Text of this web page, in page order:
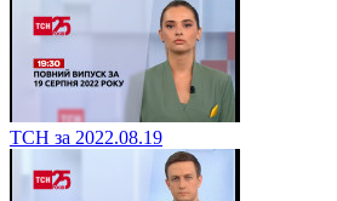
ТСН за 2022.08.19